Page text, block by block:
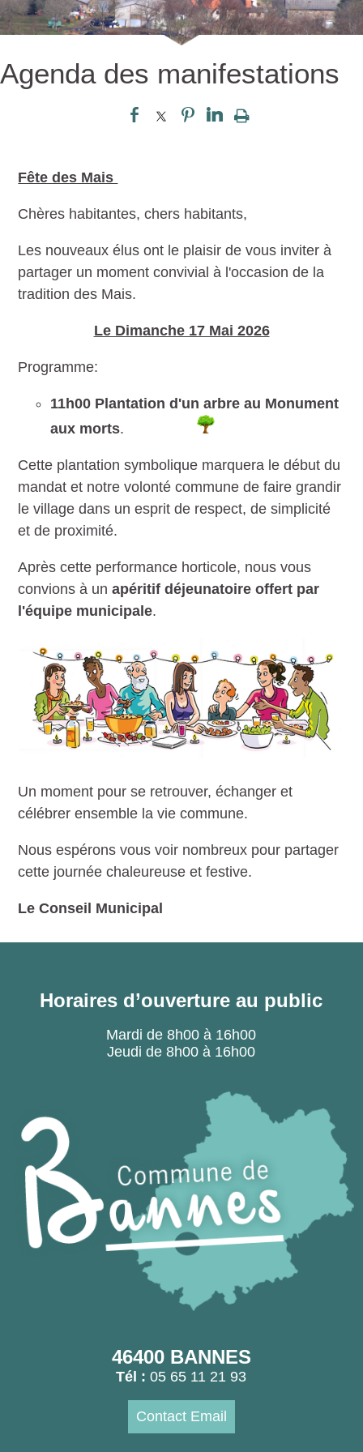
Agenda des manifestations
Fête des Mais
Chères habitantes, chers habitants,
Les nouveaux élus ont le plaisir de vous inviter à
partager un moment convivial à l'occasion de la
tradition des Mais.
Le Dimanche 17 Mai 2026
Programme:
11h00 Plantation d'un arbre au Monument
aux morts.
Cette plantation symbolique marquera le début du
mandat et notre volonté commune de faire grandir
le village dans un esprit de respect, de simplicité
et de proximité.
Après cette performance horticole, nous vous
convions à unapéritif déjeunatoire offert par
l'équipe municipale.
Un moment pour se retrouver, échanger et
célébrer ensemble la vie commune.
Nous espérons vous voir nombreux pour partager
cette journée chaleureuse et festive.
Le Conseil Municipal
Horaires d’ouverture au public
Mardi de 8h00 à 16h00
Jeudi de 8h00 à 16h00
46400 BANNES
Tél : 05 65 11 21 93
Contact Email